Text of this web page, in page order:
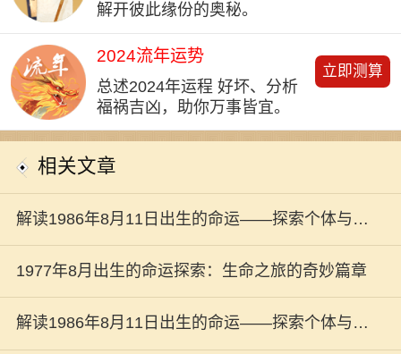
解开彼此缘份的奥秘。
2024流年运势
总述2024年运程 好坏、分析
福祸吉凶，助你万事皆宜。
立即测算
相关文章
解读1986年8月11日出生的命运——探索个体与命
运的奥秘
1977年8月出生的命运探索：生命之旅的奇妙篇章
解读1986年8月11日出生的命运——探索个体与命